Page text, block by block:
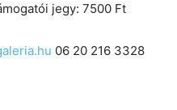
jegy: 7500 Ft
06 20 216 3328